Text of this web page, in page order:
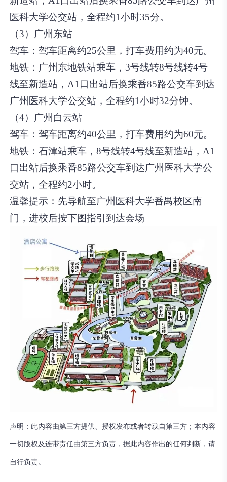
医科大学公交站，全程约1小时35分。
（3）广州东站
驾车：驾车距离约25公里，打车费用约为40元。
地铁：广州东地铁站乘车，3号线转8号线转4号
线至新造站，A1口出站后换乘番85路公交车到达
广州医科大学公交站，全程约1小时32分钟。
（4）广州白云站
驾车：驾车距离约40公里，打车费用约为60元。
地铁：石潭站乘车，8号线转4号线至新造站，A1
口出站后换乘番85路公交车到达广州医科大学公
交站，全程约2小时。
温馨提示：先导航至广州医科大学番禺校区南
门，进校后按下图指引到达会场
声明：此内容由第三方提供、授权发布或者转载自第三方；本内容
一切版权及连带责任由第三方负责，据此内容作出的任何判断，请
自行负责。